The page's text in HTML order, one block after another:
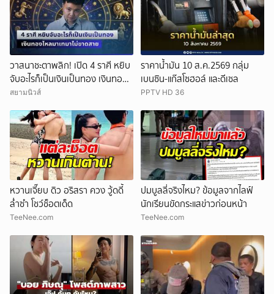
วาสนาชะตาพลิก! เปิด 4 ราศี หยิบ
จับอะไรก็เป็นเงินเป็นทอง เงินทอง
ไหลมาเทมาไม่ขาดสาย
สยามนิวส์
ราคาน้ำมัน 10 ส.ค.2569 กลุ่ม
เบนซิน-แก๊สโซฮอล์ และดีเซล
PPTV HD 36
หวานเจี๊ยบ ดิว อริสรา ควง วู้ดดี้
ล่ำซำ โชว์ช็อตเด็ด
TeeNee.com
ปมบูลลี่จริงไหม? ข้อมูลจากไลฟ์
นักเรียนขัดกระแสข่าวก่อนหน้า
TeeNee.com